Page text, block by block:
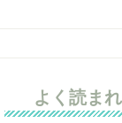
よく読ま